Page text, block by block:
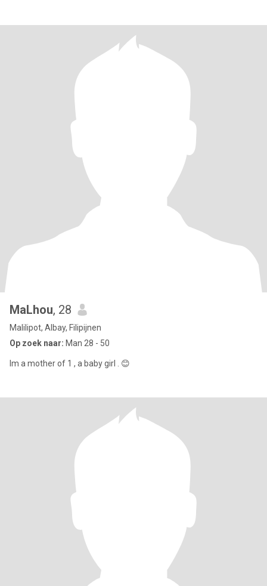
MaLhou, 28
Malilipot, Albay, Filipijnen
Op zoek naar: Man 28 - 50
Im a mother of 1 , a baby girl . 😊